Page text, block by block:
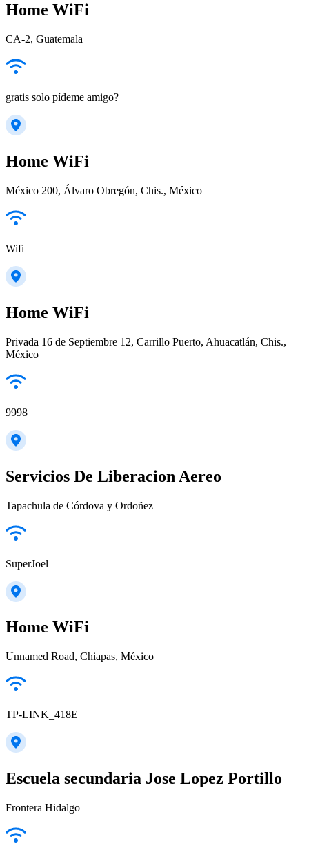
Home WiFi
CA-2, Guatemala
gratis solo pídeme amigo?
Home WiFi
México 200, Álvaro Obregón, Chis., México
Wifi
Home WiFi
Privada 16 de Septiembre 12, Carrillo Puerto, Ahuacatlán, Chis.,
México
9998
Servicios De Liberacion Aereo
Tapachula de Córdova y Ordoñez
SuperJoel
Home WiFi
Unnamed Road, Chiapas, México
TP-LINK_418E
Escuela secundaria Jose Lopez Portillo
Frontera Hidalgo